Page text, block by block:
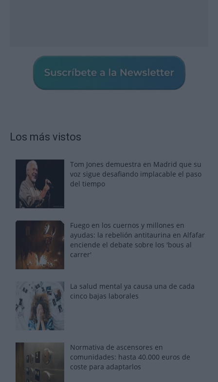
Los más vistos
Tom Jones demuestra en Madrid que su
voz sigue desafiando implacable el paso
del tiempo
Fuego en los cuernos y millones en
ayudas: la rebelión antitaurina en Alfafar
enciende el debate sobre los 'bous al
carrer'
La salud mental ya causa una de cada
cinco bajas laborales
Normativa de ascensores en
comunidades: hasta 40.000 euros de
coste para adaptarlos